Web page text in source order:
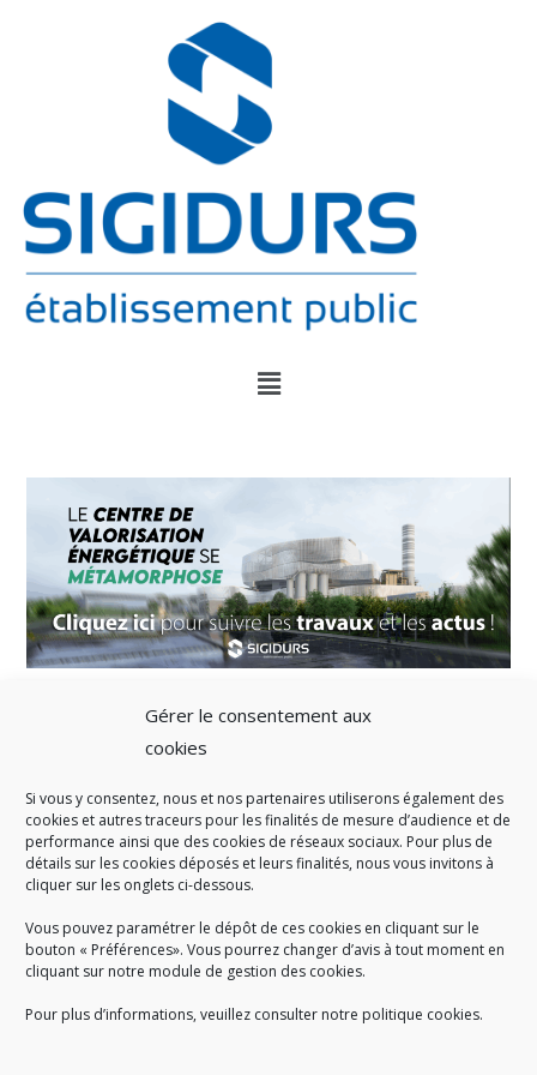
Gérer le consentement aux
cookies
Si vous y consentez, nous et nos partenaires utiliserons également des
cookies et autres traceurs pour les finalités de mesure d’audience et de
performance ainsi que des cookies de réseaux sociaux. Pour plus de
détails sur les cookies déposés et leurs finalités, nous vous invitons à
cliquer sur les onglets ci-dessous.
Vous pouvez paramétrer le dépôt de ces cookies en cliquant sur le
bouton « Préférences». Vous pourrez changer d’avis à tout moment en
cliquant sur notre module de gestion des cookies.
Pour plus d’informations, veuillez consulter notre politique cookies.
A SAVOIR
Créé en 1978, le Sigidurs est un établissement public quiexerce
des missions de service public : la prévention, la collecte et la
territoire.
Accueil du public :